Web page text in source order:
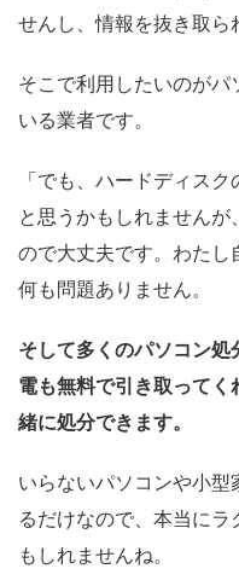
せんし、情報を抜き取ら
そこで利用したいのが
いる業者です。
「でも、ハードディス
と思うかもしれませんが
ので大丈夫です。わた
何も問題ありません。
そして多くのパソコン
電も無料で引き取って
緒に処分できます。
いらないパソコンや小
るだけなので、本当に
もしれませんね。